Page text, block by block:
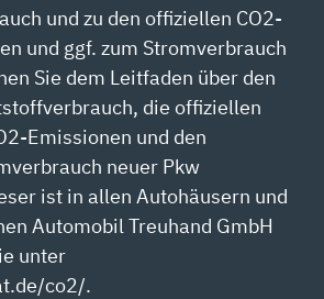
und zu den offiziellen CO2-
und ggf. zum Stromverbrauch
Sie dem Leitfaden über den
die offiziellen
Emissionen und den
neuer Pkw
ist in allen Autohäusern und
Automobil Treuhand GmbH
unter
co2/.